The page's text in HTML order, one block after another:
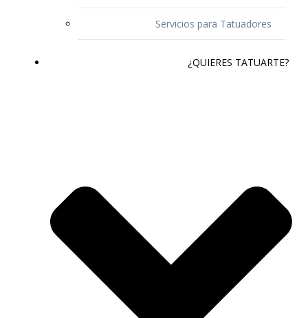
Servicios para Tatuadores
¿QUIERES TATUARTE?